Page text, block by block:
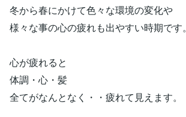
冬から春にかけて色々な環境の変化や
様々な事の心の疲れも出やすい時期です。
心が疲れると
体調・心・髪
全てがなんとなく・・疲れて見えます。